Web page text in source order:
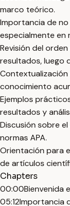
marco teórico.
Importancia de
especialmente en
Revisión del
resultados, luego
conocimiento
Ejemplos
resultados y
Discusión sobre
normas APA.
Orientación para
de artículos
Chapters
00:00Bienvenida
05:12Importancia